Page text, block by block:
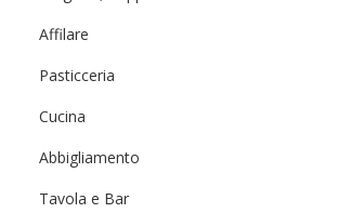
Affilare
Pasticceria
Cucina
Abbigliamento
Tavola e Bar